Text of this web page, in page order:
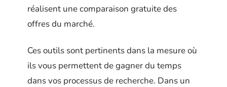
réalisent une comparaison gratuite des
offres du marché.
Ces outils sont pertinents dans la mesure où
ils vous permettent de gagner du temps
dans vos processus de recherche. Dans un